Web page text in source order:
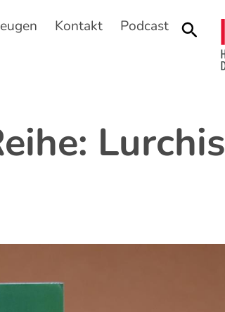
Kontakt Podcast Suche
Lurchis